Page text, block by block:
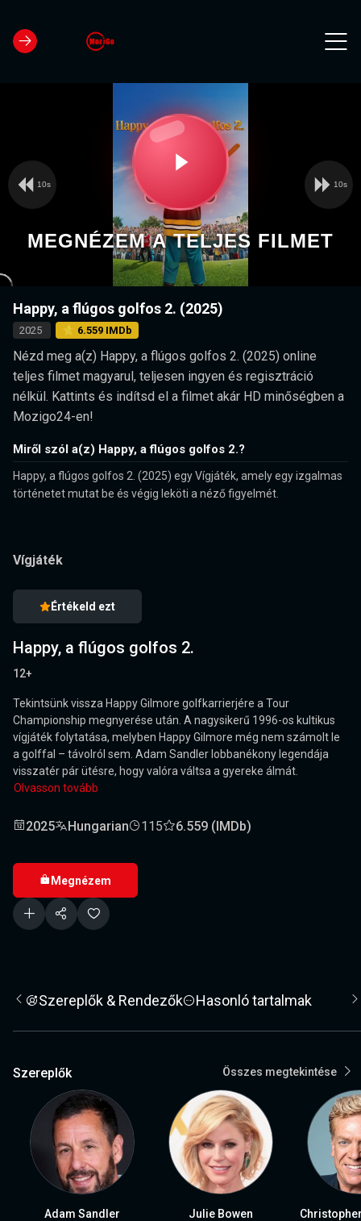
loading.
Play
Video
10s 10s
MEGNÉZEM A TELJES FILMET
Happy, a flúgos golfos 2. (2025)
2025 ⭐ 6.559 IMDb
Nézd meg a(z) Happy, a flúgos golfos 2. (2025) online
teljes filmet magyarul, teljesen ingyen és regisztráció
nélkül. Kattints és indítsd el a filmet akár HD minőségben a
Mozigo24-en!
Miről szól a(z) Happy, a flúgos golfos 2.?
Happy, a flúgos golfos 2. (2025) egy Vígjáték, amely egy izgalmas
történetet mutat be és végig leköti a néző figyelmét.
Vígjáték
Értékeld ezt
Happy, a flúgos golfos 2.
12+
Tekintsünk vissza Happy Gilmore golfkarrierjére a Tour
Championship megnyerése után. A nagysikerű 1996-os kultikus
vígjáték folytatása, melyben Happy Gilmore még nem számolt le
a golffal – távolról sem. Adam Sandler lobbanékony legendája
visszatér pár ütésre, hogy valóra váltsa a gyereke álmát.
Olvasson tovább
2025 Hungarian 115 6.559 (IMDb)
Megnézem
Szereplők & Rendezők Hasonló tartalmak
Szereplők Összes megtekintése
Adam Sandler Julie Bowen